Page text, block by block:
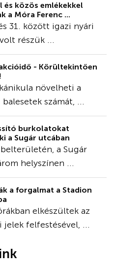
és közös emlékekkel
a Móra Ferenc ...
31. között igazi nyári
részük ...
- Körültekintően
növelheti a
számát, ...
burkolatokat
a Sugár utcában
a Sugár
helyszínen ...
a forgalmat a Stadion
elkészültek az
felfestésével, ...